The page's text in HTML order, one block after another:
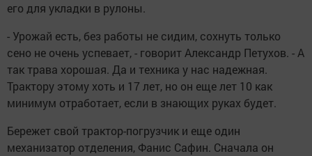
его для укладки в рулоны.
- Урожай есть, без работы не сидим, сохнуть только
сено не очень успевает, - говорит Александр Петухов. - А
так трава хорошая. Да и техника у нас надежная.
Трактору этому хоть и 17 лет, но он еще лет 10 как
минимум отработает, если в знающих руках будет.
Бережет свой трактор-погрузчик и еще один
механизатор отделения, Фанис Сафин. Сначала он